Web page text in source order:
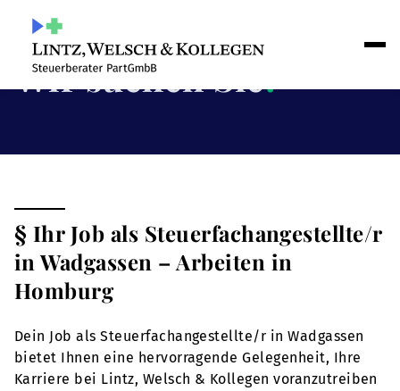
Wir suchen Sie!
§ Ihr Job als Steuerfachangestellte/r
in Wadgassen – Arbeiten in
Homburg
Dein Job als Steuerfachangestellte/r in Wadgassen
bietet Ihnen eine hervorragende Gelegenheit, Ihre
Karriere bei Lintz, Welsch & Kollegen voranzutreiben